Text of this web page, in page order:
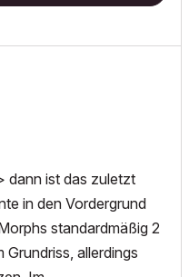
dann ist das zuletzt
in den Vordergrund
standardmäßig 2
allerdings